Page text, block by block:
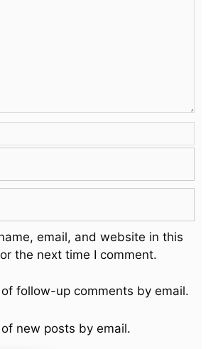
email, and website in this
the next time I comment.
follow-up comments by email.
new posts by email.